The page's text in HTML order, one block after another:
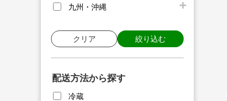
九州・沖縄
クリア 絞り込む
配送方法から探す
冷蔵